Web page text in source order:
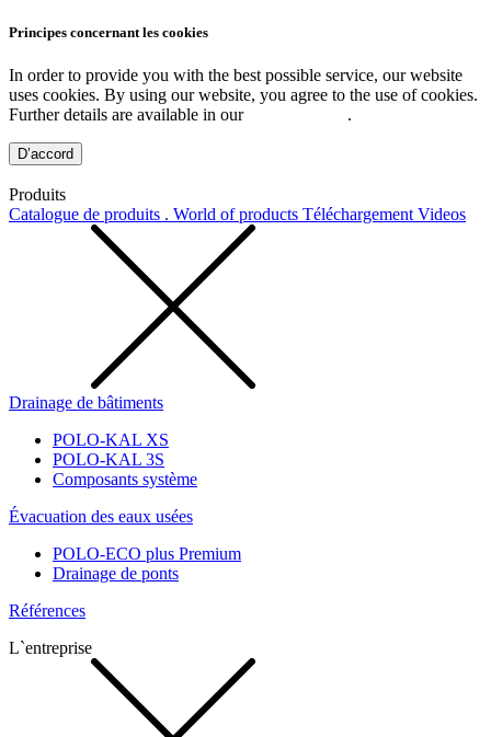
Principes concernant les cookies
In order to provide you with the best possible service, our website
uses cookies. By using our website, you agree to the use of cookies.
Further details are available in our
.
D’accord
Produits
Catalogue de produits . World of products Téléchargement Videos
Drainage de bâtiments
POLO-KAL XS
POLO-KAL 3S
Composants système
Évacuation des eaux usées
POLO-ECO plus Premium
Drainage de ponts
Références
L`entreprise